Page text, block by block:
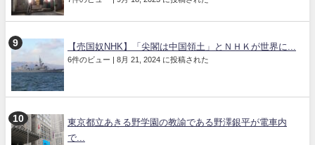
【売国奴NHK】「尖閣は中国領土」とＮＨＫが世界に...
6件のビュー | 8月 21, 2024 に投稿された
東京都立あきる野学園の教諭である野澤銀平が電車内
で...